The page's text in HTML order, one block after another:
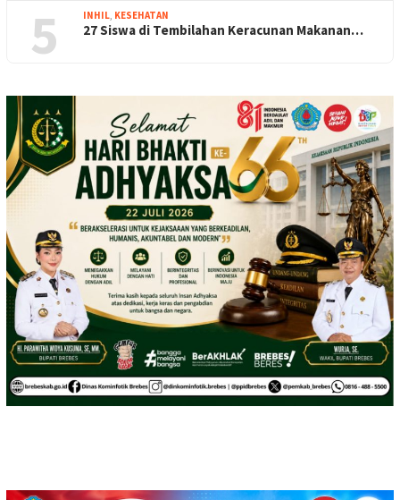
5 INHIL KESEHATAN
27 Siswa di Tembilahan Keracunan Makanan…